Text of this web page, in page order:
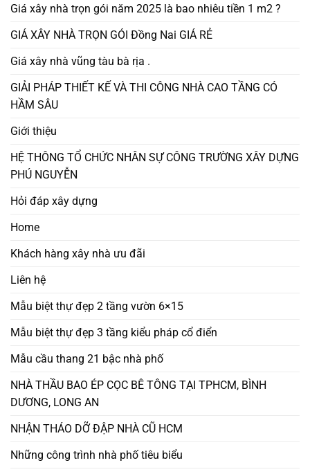
Giá xây nhà trọn gói năm 2025 là bao nhiêu tiền 1 m2 ?
GIÁ XÂY NHÀ TRỌN GÓI Đồng Nai GIÁ RẺ
Giá xây nhà vũng tàu bà rịa .
GIẢI PHÁP THIẾT KẾ VÀ THI CÔNG NHÀ CAO TẦNG CÓ
HẦM SÂU
Giới thiệu
HỆ THÔNG TỔ CHỨC NHÂN SỰ CÔNG TRƯỜNG XÂY DỰNG
PHÚ NGUYỄN
Hỏi đáp xây dựng
Home
Khách hàng xây nhà ưu đãi
Liên hệ
Mẫu biệt thự đẹp 2 tầng vườn 6×15
Mẫu biệt thự đẹp 3 tầng kiểu pháp cổ điển
Mẫu cầu thang 21 bậc nhà phố
NHÀ THẦU BAO ÉP CỌC BÊ TÔNG TẠI TPHCM, BÌNH
DƯƠNG, LONG AN
NHẬN THÁO DỠ ĐẬP NHÀ CŨ HCM
Những công trình nhà phố tiêu biểu